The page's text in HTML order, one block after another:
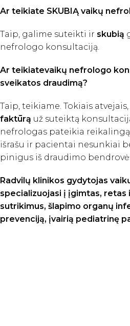
Ar teikiate SKUBIĄ vaikų
Taip, galime suteikti ir skubią
nefrologo konsultaciją.
Ar teikiatevaikų nefrologo
sveikatos draudimą?
Taip, teikiame. Tokiais atvejais,
faktūrą už suteiktą
nefrologas pateikia
išrašu ir pacientai nesunkiai
pinigus iš draudimo
Radvilų klinikos gydytojas
specializuojasi į įgimtas, retas
sutrikimus, šlapimo organų
prevenciją, įvairią pediatrinę